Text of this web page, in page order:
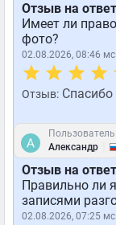
Отзыв на
Имеет ли
фото?
02.08.2026, 08:46
Отзыв: Спасибо
Пользователь
Александр
Отзыв на
Правильно ли
записями
02.08.2026, 07:25